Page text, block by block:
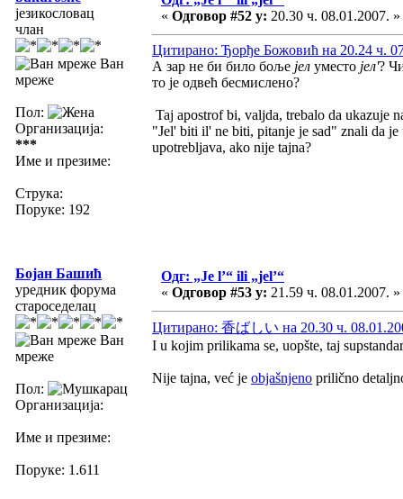
језикословац
члан
Ван
мреже
Пол:
Организација:
***
Име и презиме:
Струка:
Поруке: 192
« Одговор #52 у: 20.30 ч. 08.01.2007. »
Цитирано: Ђорђе Божовић на 20.24 ч.
А зар не би било боље јел уместо јел'?
то је одвећ бесмислено?
Taj apostrof bi, valjda, trebalo da ukazuje
"Jel' biti il' ne biti, pitanje je sad" znali da
upotrebljava, ako nije tajna?
Бојан Башић
уредник форума
староседелац
Ван
мреже
Пол:
Организација:
Име и презиме:
Поруке: 1.611
Одг: „Je l’“ ili „jel’“
« Одговор #53 у: 21.59 ч. 08.01.2007. »
Цитирано: 香ばしい на 20.30 ч.
I u kojim prilikama se, uopšte, taj
Nije tajna, već je objašnjeno prilično